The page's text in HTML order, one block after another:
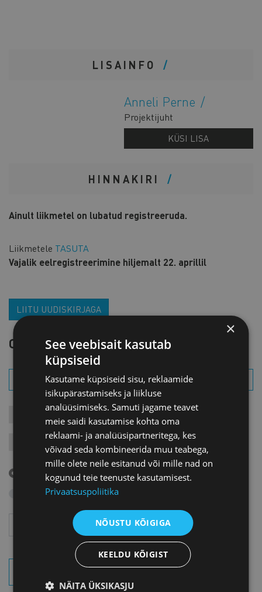
LISAINFO
Anneli Perne
Projektijuht
KÜSI LISA
HINNAKIRI
Ainult liikmetel on lubatud registreeruda.
Liikmetele TASUTA
Vajalik eelregistreerimine hiljemalt 22. aprillil
LIITU UUDISKIRJAGA
OTSI SÜNDMUST
KOOLITUSED
Tulevased sündmused
Otsi arhiivist
×
See veebisait kasutab
küpsiseid
Kasutame küpsiseid sisu, reklaamide
isikupärastamiseks ja liikluse
analüüsimiseks. Samuti jagame teavet
meie saidi kasutamise kohta oma
reklaami- ja analüüsipartneritega, kes
võivad seda kombineerida muu teabega,
mille olete neile esitanud või mille nad on
kogunud teie teenuste kasutamisest.
Privaatsuspoliitika
NÕUSTU KÕIGIGA
KEELDU KÕIGIST
NÄITA ÜKSIKASJU